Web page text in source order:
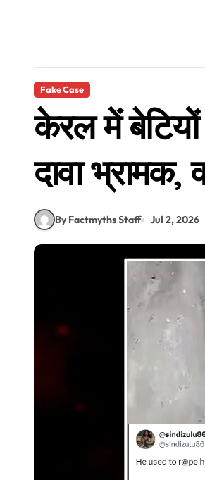
Fake Case
केरल में बेटियों
दावा भ्रामक,
By Factmyths Staff Jul 2, 2026